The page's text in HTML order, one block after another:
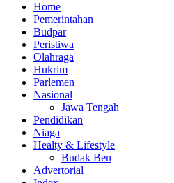
Home
Pemerintahan
Budpar
Peristiwa
Olahraga
Hukrim
Parlemen
Nasional
Jawa Tengah
Pendidikan
Niaga
Healty & Lifestyle
Budak Ben
Advertorial